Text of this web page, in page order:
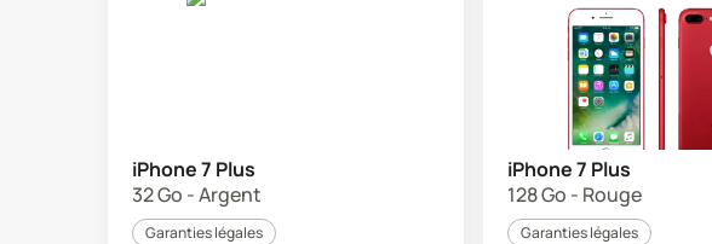
iPhone 7 Plus
32 Go - Argent
Garanties légales
iPhone 7 Plus
128 Go - Rouge
Garanties légales